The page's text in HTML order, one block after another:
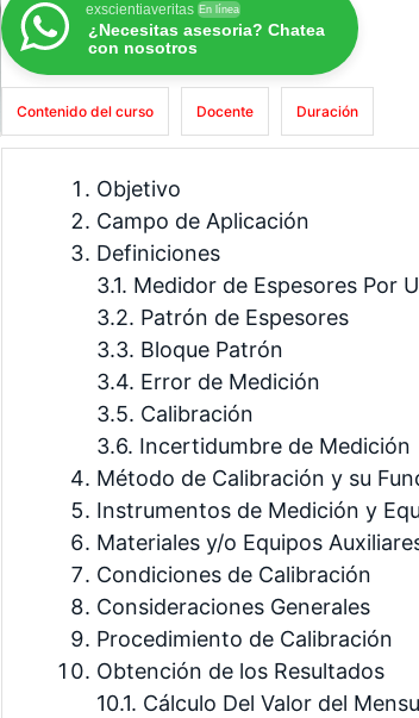
exscientiaveritas En línea
¿Necesitas asesoria? Chatea
con nosotros
Contenido del curso Docente Duración
Objetivo
Campo de Aplicación
Definiciones
3.1. Medidor de Espesores Por
3.2. Patrón de Espesores
3.3. Bloque Patrón
3.4. Error de Medición
3.5. Calibración
3.6. Incertidumbre de Medición
Método de Calibración y su
Instrumentos de Medición y
Materiales y/o Equipos
Condiciones de Calibración
Consideraciones Generales
Procedimiento de Calibración
Obtención de los Resultados
10.1. Cálculo Del Valor del